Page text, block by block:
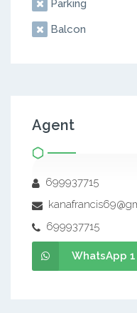
Parking
Balcon
Agent
699937715
699937715
WhatsApp 1